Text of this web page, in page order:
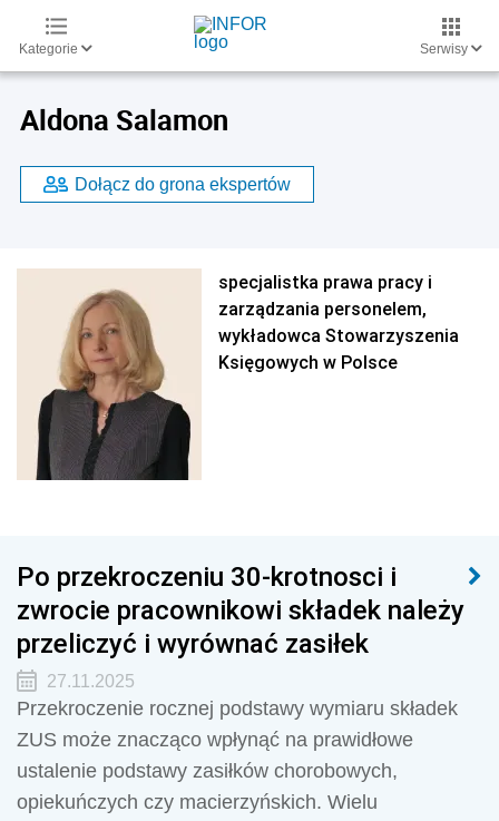
Kategorie Serwisy
Aldona Salamon
Dołącz do grona ekspertów
specjalistka prawa pracy i
zarządzania personelem,
wykładowca Stowarzyszenia
Księgowych w Polsce
Po przekroczeniu 30-krotnosci i
zwrocie pracownikowi składek należy
przeliczyć i wyrównać zasiłek
27.11.2025
Przekroczenie rocznej podstawy wymiaru składek
ZUS może znacząco wpłynąć na prawidłowe
ustalenie podstawy zasiłków chorobowych,
opiekuńczych czy macierzyńskich. Wielu